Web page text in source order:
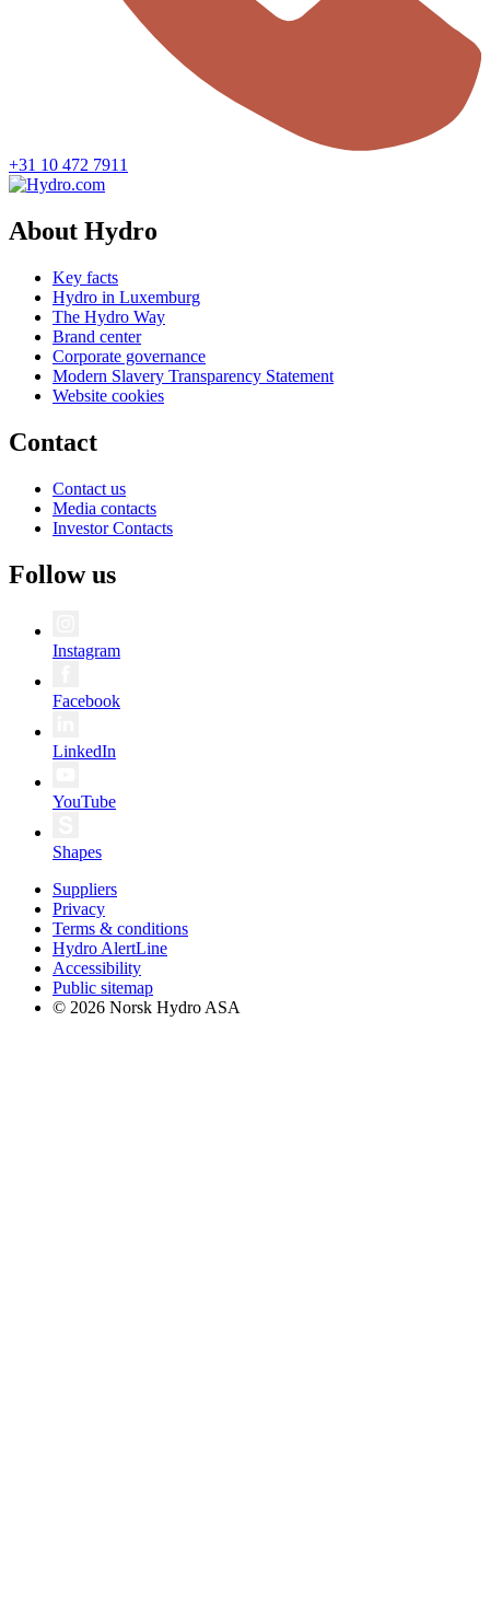
+31 10 472 7911
About Hydro
Key facts
Hydro in Luxemburg
The Hydro Way
Brand center
Corporate governance
Modern Slavery Transparency Statement
Website cookies
Contact
Contact us
Media contacts
Investor Contacts
Follow us
Instagram
Facebook
LinkedIn
YouTube
Shapes
Suppliers
Privacy
Terms & conditions
Hydro AlertLine
Accessibility
Public sitemap
© 2026 Norsk Hydro ASA